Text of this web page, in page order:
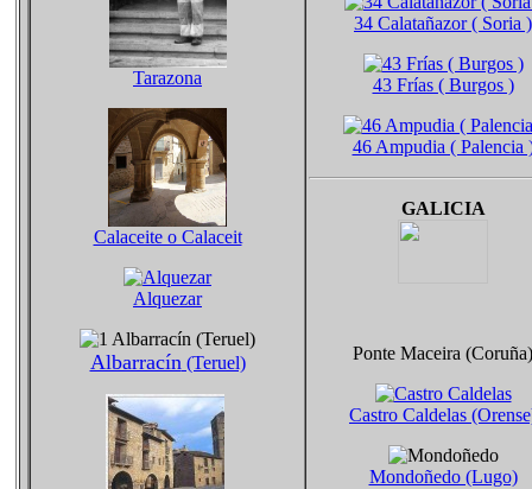
Tarazona
Calaceite o Calaceit
Alquezar
Albarracín (Teruel)
34 Calatañazor ( Soria )
43 Frías ( Burgos )
46 Ampudia ( Palencia
GALICIA
Ponte Maceira (Coruña)
Castro Caldelas
Mondoñedo (Lugo)